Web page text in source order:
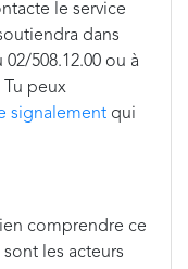
le service
dans
508.12.00 ou à
Tu peux
signalement qui
comprendre ce
les acteurs